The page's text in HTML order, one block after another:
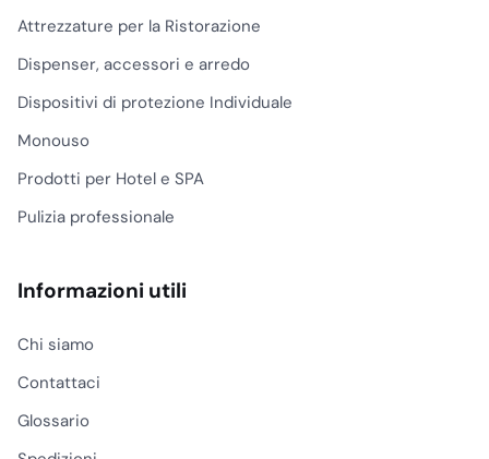
Attrezzature per la Ristorazione
Dispenser, accessori e arredo
Dispositivi di protezione Individuale
Monouso
Prodotti per Hotel e SPA
Pulizia professionale
Informazioni utili
Chi siamo
Contattaci
Glossario